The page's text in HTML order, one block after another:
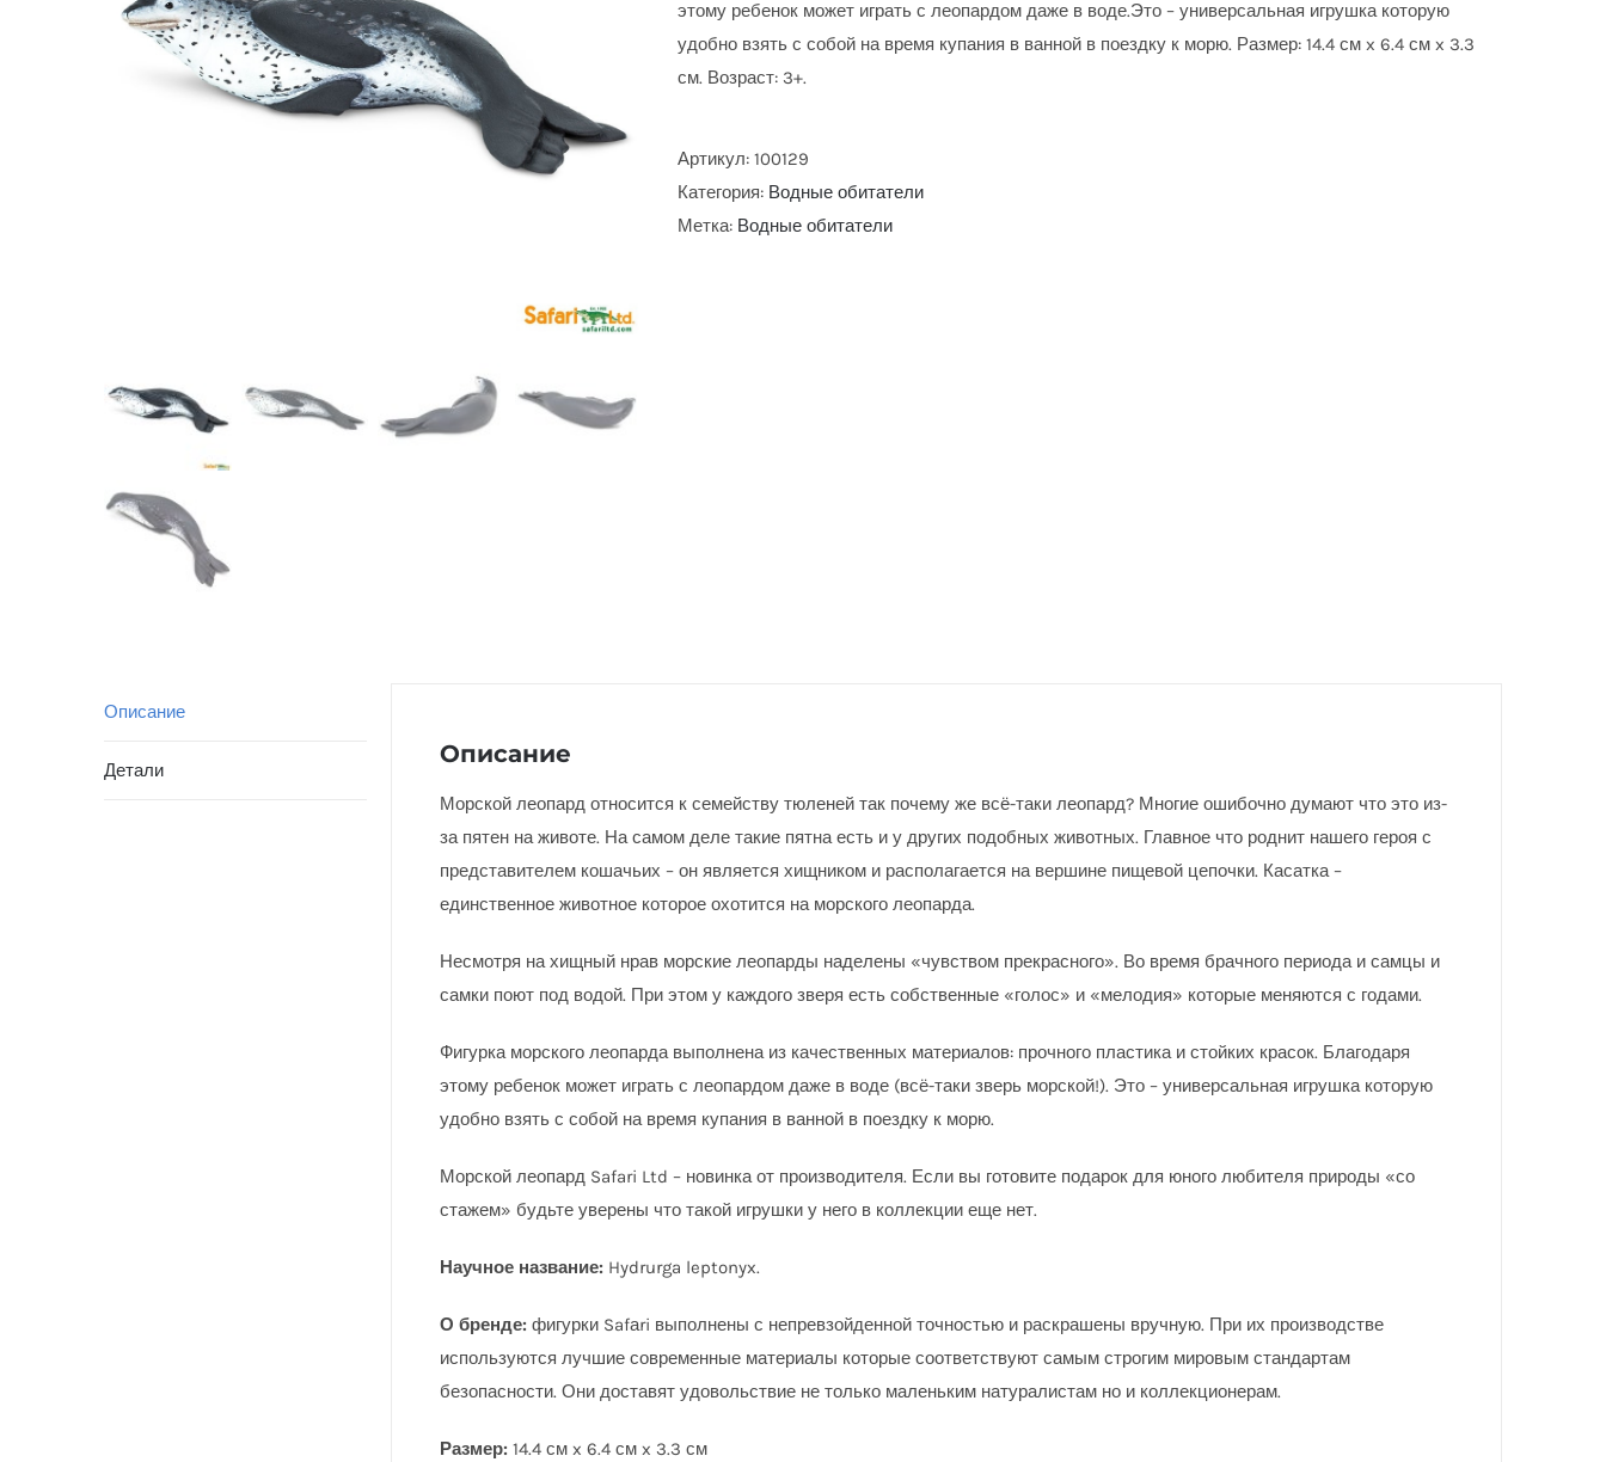
этому ребенок может играть с леопардом даже в воде.Это – универсальная игрушка которую
удобно взять с собой на время купания в ванной в поездку к морю. Размер: 14.4 см x 6.4 см x 3.3
см. Возраст: 3+.
Артикул: 100129
Категория: Водные обитатели
Метка: Водные обитатели
Описание
Детали
Описание
Морской леопард относится к семейству тюленей так почему же всё-таки леопард? Многие ошибочно думают что это из-
за пятен на животе. На самом деле такие пятна есть и у других подобных животных. Главное что роднит нашего героя с
представителем кошачьих – он является хищником и располагается на вершине пищевой цепочки. Касатка –
единственное животное которое охотится на морского леопарда.
Несмотря на хищный нрав морские леопарды наделены «чувством прекрасного». Во время брачного периода и самцы и
самки поют под водой. При этом у каждого зверя есть собственные «голос» и «мелодия» которые меняются с годами.
Фигурка морского леопарда выполнена из качественных материалов: прочного пластика и стойких красок. Благодаря
этому ребенок может играть с леопардом даже в воде (всё-таки зверь морской!). Это – универсальная игрушка которую
удобно взять с собой на время купания в ванной в поездку к морю.
Морской леопард Safari Ltd – новинка от производителя. Если вы готовите подарок для юного любителя природы «со
стажем» будьте уверены что такой игрушки у него в коллекции еще нет.
Научное название: Hydrurga leptonyx.
О бренде: фигурки Safаri выполнены с непревзойденной точностью и раскрашены вручную. При их производстве
используются лучшие современные материалы которые соответствуют самым строгим мировым стандартам
безопасности. Они доставят удовольствие не только маленьким натуралистам но и коллекционерам.
Размер: 14.4 см x 6.4 см x 3.3 см